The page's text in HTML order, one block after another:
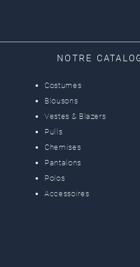
NOTRE
Costumes
Blousons
Vestes & Blazers
Pulls
Chemises
Pantalons
Polos
Accessoires